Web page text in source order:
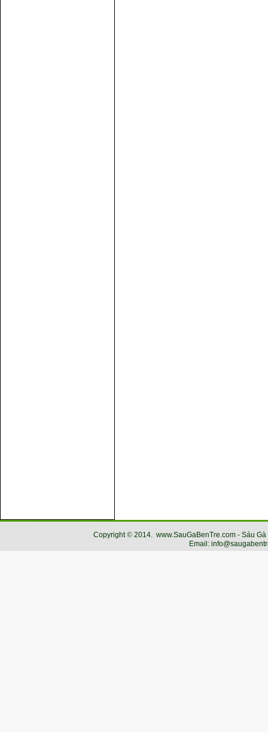
Copyright© 2014. www.SauGaBenTre.com - Sáu
Email: